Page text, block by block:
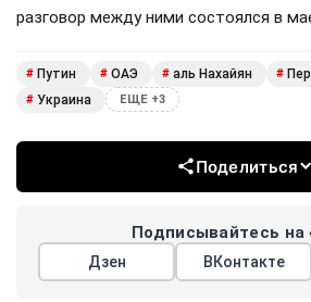
разговор между ними состоялся в
# Путин # ОАЭ # аль Нахайян #
# Украина ЕЩЕ +3
Поделиться
Подписывайтесь на
Дзен ВКонтакте